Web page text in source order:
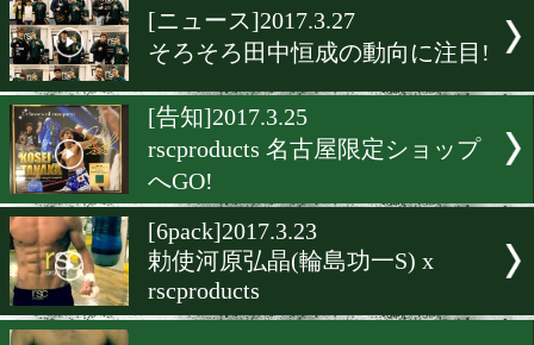
[6pack]2017.4.6
今週のシックスパッカーは
絃希!
[特集]2017.4.6
Magic Number 13